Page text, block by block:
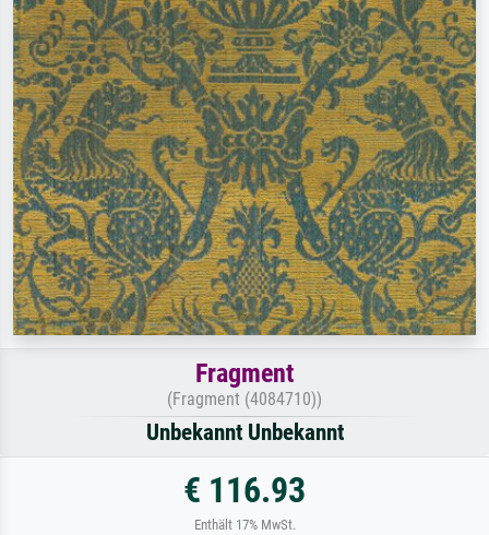
Fragment
(Fragment (4084710))
Unbekannt Unbekannt
€ 116.93
Enthält 17% MwSt.